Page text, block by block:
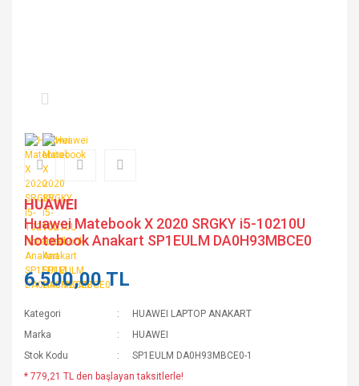
HUAWEI
Huawei Matebook X 2020 SRGKY i5-10210U
Notebook Anakart SP1EULM DA0H93MBCE0
6.500,00 TL
Kategori
HUAWEI LAPTOP ANAKART
Marka
HUAWEI
Stok Kodu
SP1EULM DA0H93MBCE0-1
* 779,21 TL den başlayan taksitlerle!